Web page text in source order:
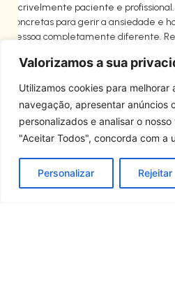
Valorizamos a sua
Utilizamos cookies para melhorar
navegação, apresentar anúncios
personalizados e analisar o
"Aceitar Todos", concorda com a
Personalizar Rejeitar
incrivelmente paciente e
concretas para gerir a ansiedade e
pessoa completamente diferente.
Ricardo Oliveira
Professor, Porto